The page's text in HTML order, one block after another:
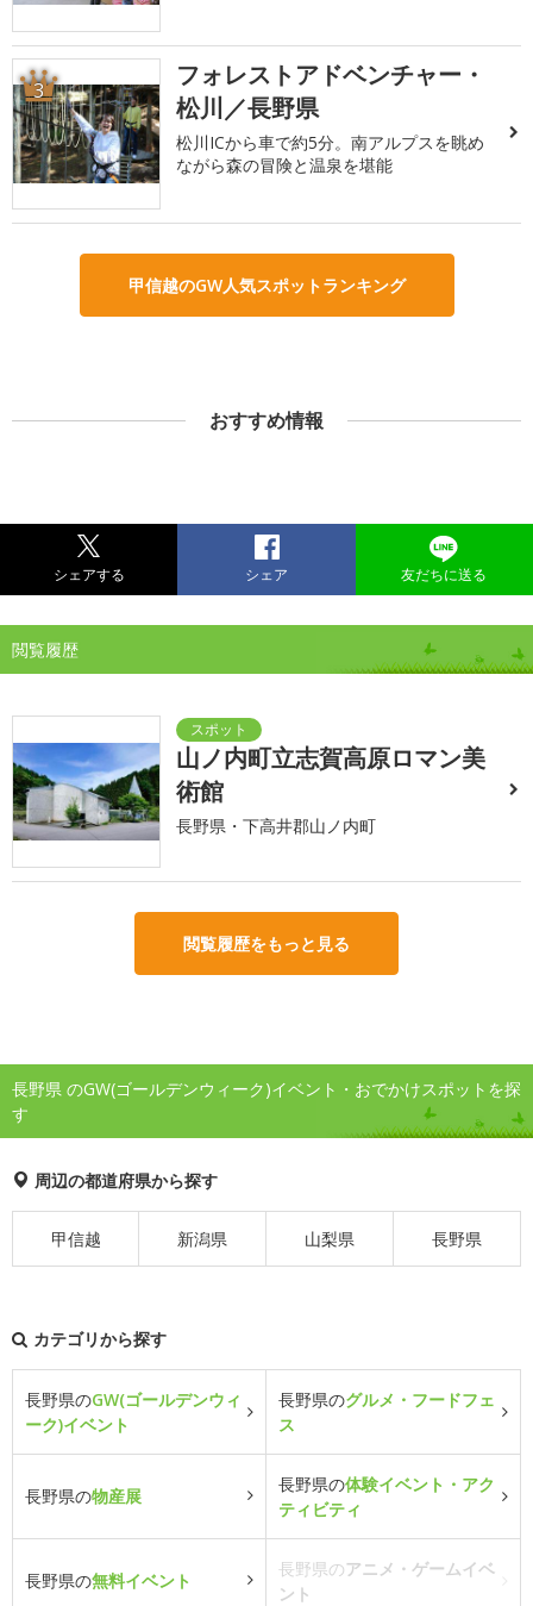
3
フォレストアドベンチャー・
松川／長野県
松川ICから車で約5分。南アルプスを眺め
ながら森の冒険と温泉を堪能
甲信越のGW人気スポットランキング
おすすめ情報
シェアする シェア 友だちに送る
閲覧履歴
山ノ内町立志賀高原ロマン美
術館
長野県・下高井郡山ノ内町
閲覧履歴をもっと見る
長野県 のGW(ゴールデンウィーク)イベント・おでかけスポットを探
す
周辺の都道府県から探す
甲信越 新潟県 山梨県 長野県
カテゴリから探す
長野県のGW(ゴールデンウィ
ーク)イベント
長野県のグルメ・フードフェ
ス
長野県の物産展
長野県の体験イベント・アク
ティビティ
長野県の無料イベント
長野県のアニメ・ゲームイベ
ント